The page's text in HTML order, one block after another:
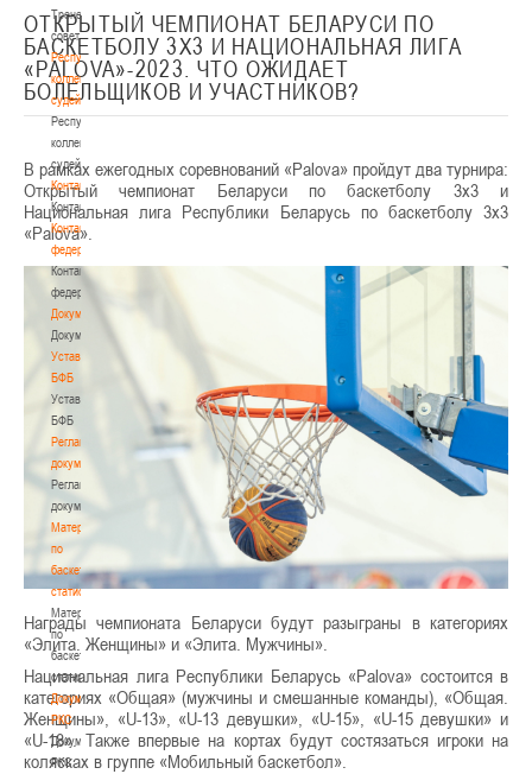
Тренерский
совет
Республиканская
коллегия
судей
Республиканская
коллегия
судей
Контакты
Контакты
Контакты
федерации
Контакты
федерации
Документы
Документы
Устав
БФБ
Устав
БФБ
Регламентирующие
документы
Регламентирующие
документы
Материалы
по
баскетбольной
статистике
Материалы
по
баскетбольной
статистике
Документы
РКС
Документы
РКС
ОТКРЫТЫЙ ЧЕМПИОНАТ БЕЛАРУСИ ПО
БАСКЕТБОЛУ 3Х3 И НАЦИОНАЛЬНАЯ ЛИГА
«PALOVA»-2023. ЧТО ОЖИДАЕТ
БОЛЕЛЬЩИКОВ И УЧАСТНИКОВ?
В рамках ежегодных соревнований «Palova» пройдут два турнира:
Открытый чемпионат Беларуси по баскетболу 3х3 и
Национальная лига Республики Беларусь по баскетболу 3х3
«Palova».
Награды чемпионата Беларуси будут разыграны в категориях
«Элита. Женщины» и «Элита. Мужчины».
Национальная лига Республики Беларусь «Palova» состоится в
категориях «Общая» (мужчины и смешанные команды), «Общая.
Женщины», «U-13», «U-13 девушки», «U-15», «U-15 девушки» и
«U-18». Также впервые на кортах будут состязаться игроки на
колясках в группе «Мобильный баскетбол».